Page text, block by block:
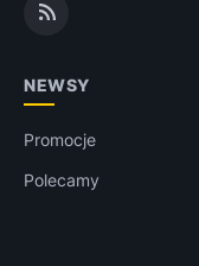
NEWSY
Promocje
Polecamy